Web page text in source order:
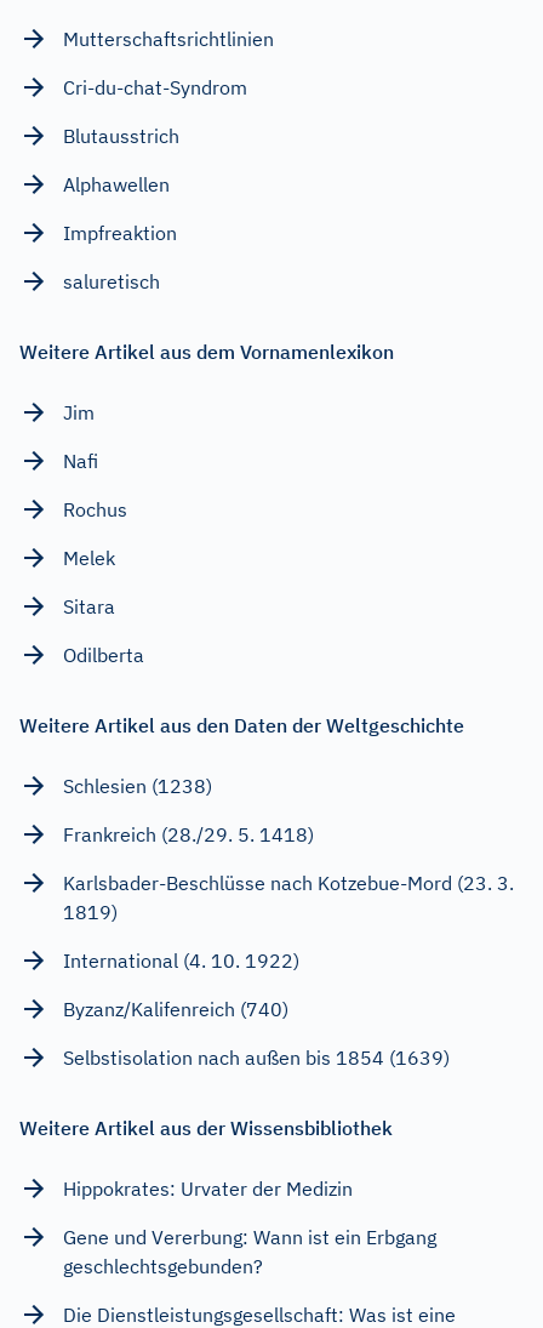
Mutterschaftsrichtlinien
Cri-du-chat-Syndrom
Blutausstrich
Alphawellen
Impfreaktion
saluretisch
Weitere Artikel aus dem Vornamenlexikon
Jim
Nafi
Rochus
Melek
Sitara
Odilberta
Weitere Artikel aus den Daten der Weltgeschichte
Schlesien (1238)
Frankreich (28./29. 5. 1418)
Karlsbader-Beschlüsse nach Kotzebue-Mord (23. 3.
1819)
International (4. 10. 1922)
Byzanz/Kalifenreich (740)
Selbstisolation nach außen bis 1854 (1639)
Weitere Artikel aus der Wissensbibliothek
Hippokrates: Urvater der Medizin
Gene und Vererbung: Wann ist ein Erbgang
geschlechtsgebunden?
Die Dienstleistungsgesellschaft: Was ist eine